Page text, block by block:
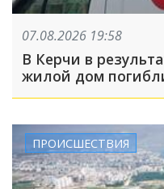
07.08.2026 19:58
В Керчи в
жилой дом
ПРОИСШЕСТВИЯ